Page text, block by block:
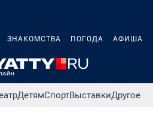
ЗНАКОМСТВА ПОГОДА АФИША
ДетямСпортВыставкиДругое